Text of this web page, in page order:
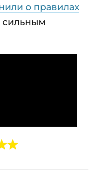
о правилах
сильным